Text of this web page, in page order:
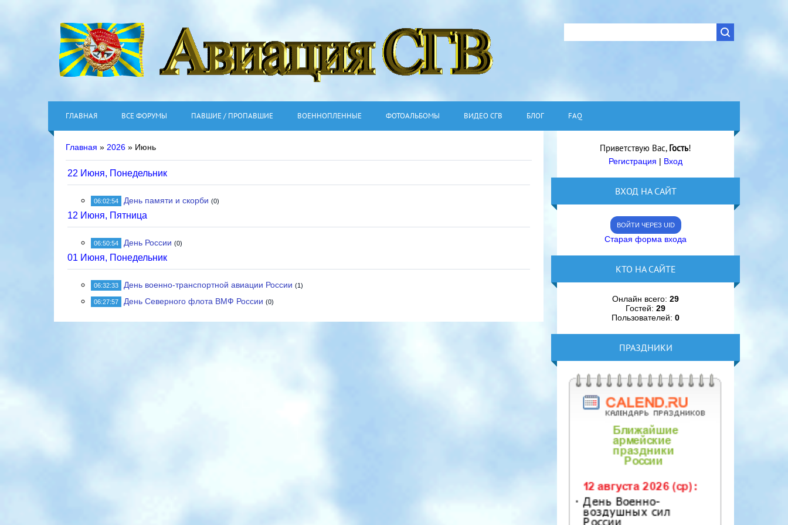
ГЛАВНАЯ ВСЕ ФОРУМЫ ПАВШИЕ / ПРОПАВШИЕ ВОЕННОПЛЕННЫЕ ФОТОАЛЬБОМЫ ВИДЕО СГВ БЛОГ FAQ
Главная » 2026 » Июнь
22 Июня, Понедельник
06:02:54 День памяти и скорби (0)
12 Июня, Пятница
06:50:54 День России (0)
01 Июня, Понедельник
06:32:33 День военно-транспортной авиации России (1)
06:27:57 День Северного флота ВМФ России (0)
Приветствую Вас, Гость!
Регистрация | Вход
ВХОД НА САЙТ
ВОЙТИ ЧЕРЕЗ UID
Старая форма входа
КТО НА САЙТЕ
Онлайн всего:29
Гостей:29
Пользователей:0
ПРАЗДНИКИ